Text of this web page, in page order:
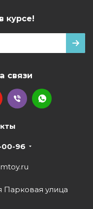
курсе!
связи
00-96
Парковая улица